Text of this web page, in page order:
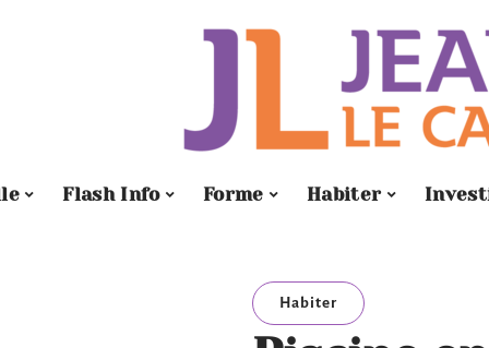
Flash Info Forme Habiter
Habiter